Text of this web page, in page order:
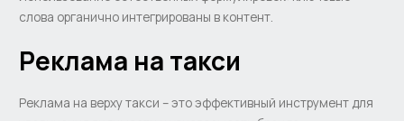
слова органично интегрированы в контент.
Реклама на такси
Реклама на верху такси – это эффективный инструмент для